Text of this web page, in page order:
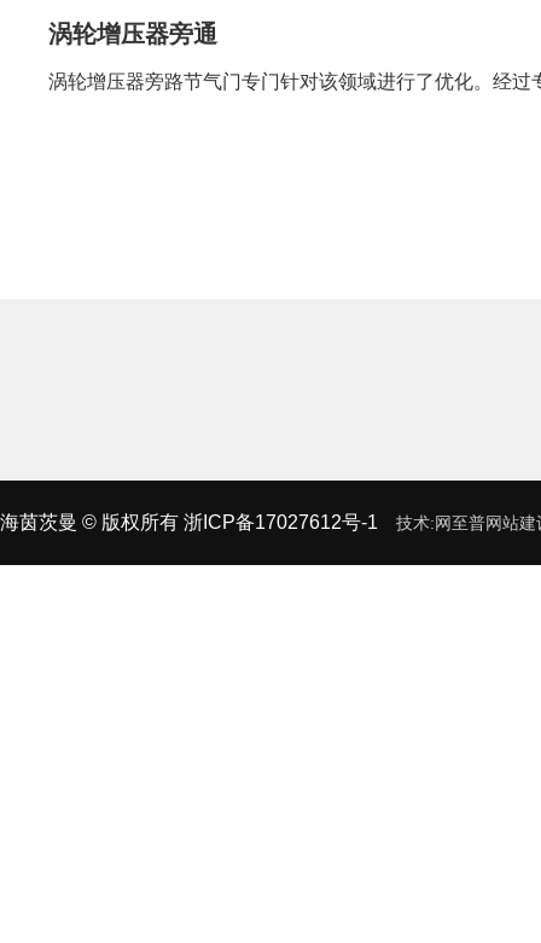
涡轮增压器旁通
涡轮增压器旁路节气门专门针对该领域进行了优化。经
海茵茨曼 © 版权所有 浙ICP备17027612号-1 技术:网至普网站建